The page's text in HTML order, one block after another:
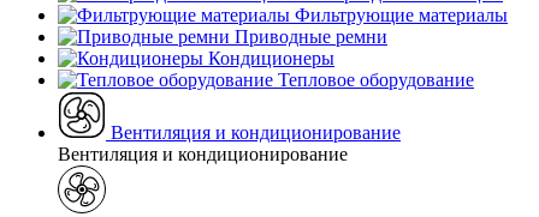
Фильтрующие материалы
Приводные ремни
Кондиционеры
Тепловое оборудование
Вентиляция и кондиционирование
Вентиляция и кондиционирование